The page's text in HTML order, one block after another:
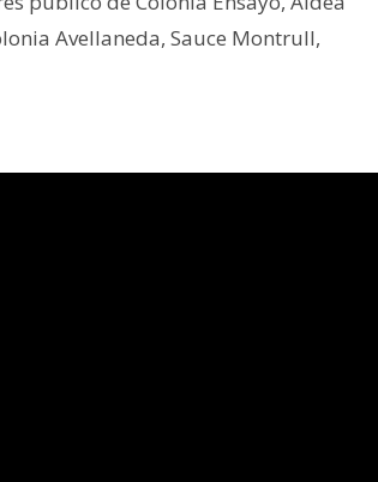
Avellaneda, Sauce Montrull,